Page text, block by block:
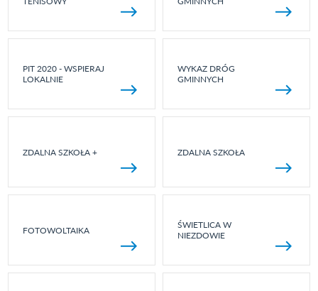
PIT 2020 - WSPIERAJ
LOKALNIE
WYKAZ DRÓG
GMINNYCH
ZDALNA SZKOŁA + ZDALNA SZKOŁA
FOTOWOLTAIKA
ŚWIETLICA W
NIEZDOWIE